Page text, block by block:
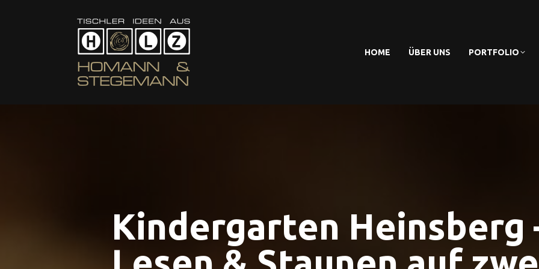
HOME ÜBER UNS PORTFOLIO
Kindergarten Heinsberg